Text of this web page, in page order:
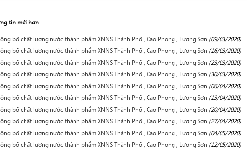
tin mới hơn
bố chất lượng nước thành phẩm XNNS Thành Phố , Cao Phong , Lương Sơn (09/03/2020)
bố chất lượng nước thành phẩm XNNS Thành Phố , Cao Phong , Lương Sơn (16/03/2020)
bố chất lượng nước thành phẩm XNNS Thành Phố , Cao Phong , Lương Sơn (23/03/2020)
bố chất lượng nước thành phẩm XNNS Thành Phố , Cao Phong , Lương Sơn (30/03/2020)
bố chất lượng nước thành phẩm XNNS Thành Phố , Cao Phong , Lương Sơn (06/04/2020)
bố chất lượng nước thành phẩm XNNS Thành Phố , Cao Phong , Lương Sơn (13/04/2020)
bố chất lượng nước thành phẩm XNNS Thành Phố , Cao Phong , Lương Sơn (20/04/2020)
bố chất lượng nước thành phẩm XNNS Thành Phố , Cao Phong , Lương Sơn (27/04/2020)
bố chất lượng nước thành phẩm XNNS Thành Phố , Cao Phong , Lương Sơn (04/05/2020)
bố chất lượng nước thành phẩm XNNS Thành Phố , Cao Phong , Lương Sơn (12/05/2020)